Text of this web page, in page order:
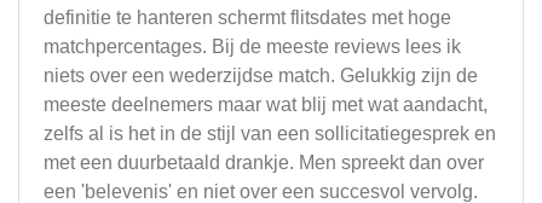
definitie te hanteren schermt flitsdates met hoge
matchpercentages. Bij de meeste reviews lees ik
niets over een wederzijdse match. Gelukkig zijn de
meeste deelnemers maar wat blij met wat aandacht,
zelfs al is het in de stijl van een sollicitatiegesprek en
met een duurbetaald drankje. Men spreekt dan over
een 'belevenis' en niet over een succesvol vervolg.